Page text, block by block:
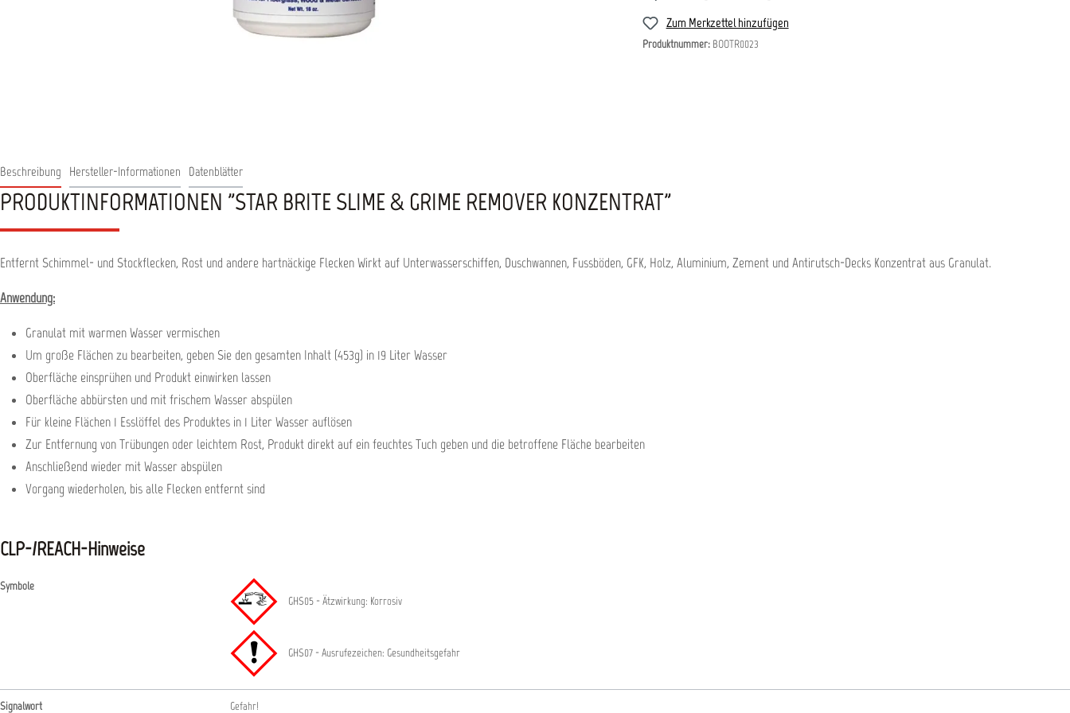
Zum Merkzettel hinzufügen
Produktnummer: BOOTR0023
Beschreibung Hersteller-Informationen Datenblätter
PRODUKTINFORMATIONEN "STAR BRITE SLIME & GRIME REMOVER KONZENTRAT"
Entfernt Schimmel- und Stockflecken, Rost und andere hartnäckige Flecken Wirkt auf Unterwasserschiffen, Duschwannen, Fussböden, GFK, Holz, Aluminium, Zement und Antirutsch-Decks Konzentrat aus Granulat.
Anwendung:
Granulat mit warmen Wasser vermischen
Um große Flächen zu bearbeiten, geben Sie den gesamten Inhalt (453g) in 19 Liter Wasser
Oberfläche einsprühen und Produkt einwirken lassen
Oberfläche abbürsten und mit frischem Wasser abspülen
Für kleine Flächen 1 Esslöffel des Produktes in 1 Liter Wasser auflösen
Zur Entfernung von Trübungen oder leichtem Rost, Produkt direkt auf ein feuchtes Tuch geben und die betroffene Fläche bearbeiten
Anschließend wieder mit Wasser abspülen
Vorgang wiederholen, bis alle Flecken entfernt sind
CLP-/REACH-Hinweise
Symbole
GHS05 - Ätzwirkung: Korrosiv
GHS07 - Ausrufezeichen: Gesundheitsgefahr
Signalwort Gefahr!